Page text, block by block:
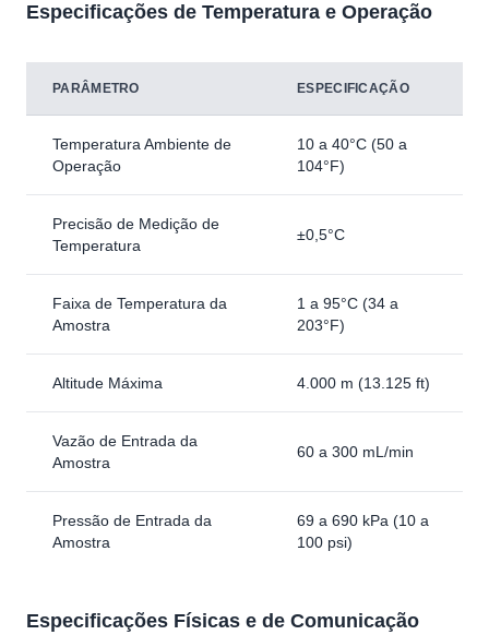
Especificações de Temperatura e Operação
PARÂMETRO ESPECIFICAÇÃO
Temperatura Ambiente de
Operação
10 a 40°C (50 a
104°F)
Precisão de Medição de
Temperatura
±0,5°C
Faixa de Temperatura da
Amostra
1 a 95°C (34 a
203°F)
Altitude Máxima 4.000 m (13.125 ft)
Vazão de Entrada da
Amostra
60 a 300 mL/min
Pressão de Entrada da
Amostra
69 a 690 kPa (10 a
100 psi)
Especificações Físicas e de Comunicação